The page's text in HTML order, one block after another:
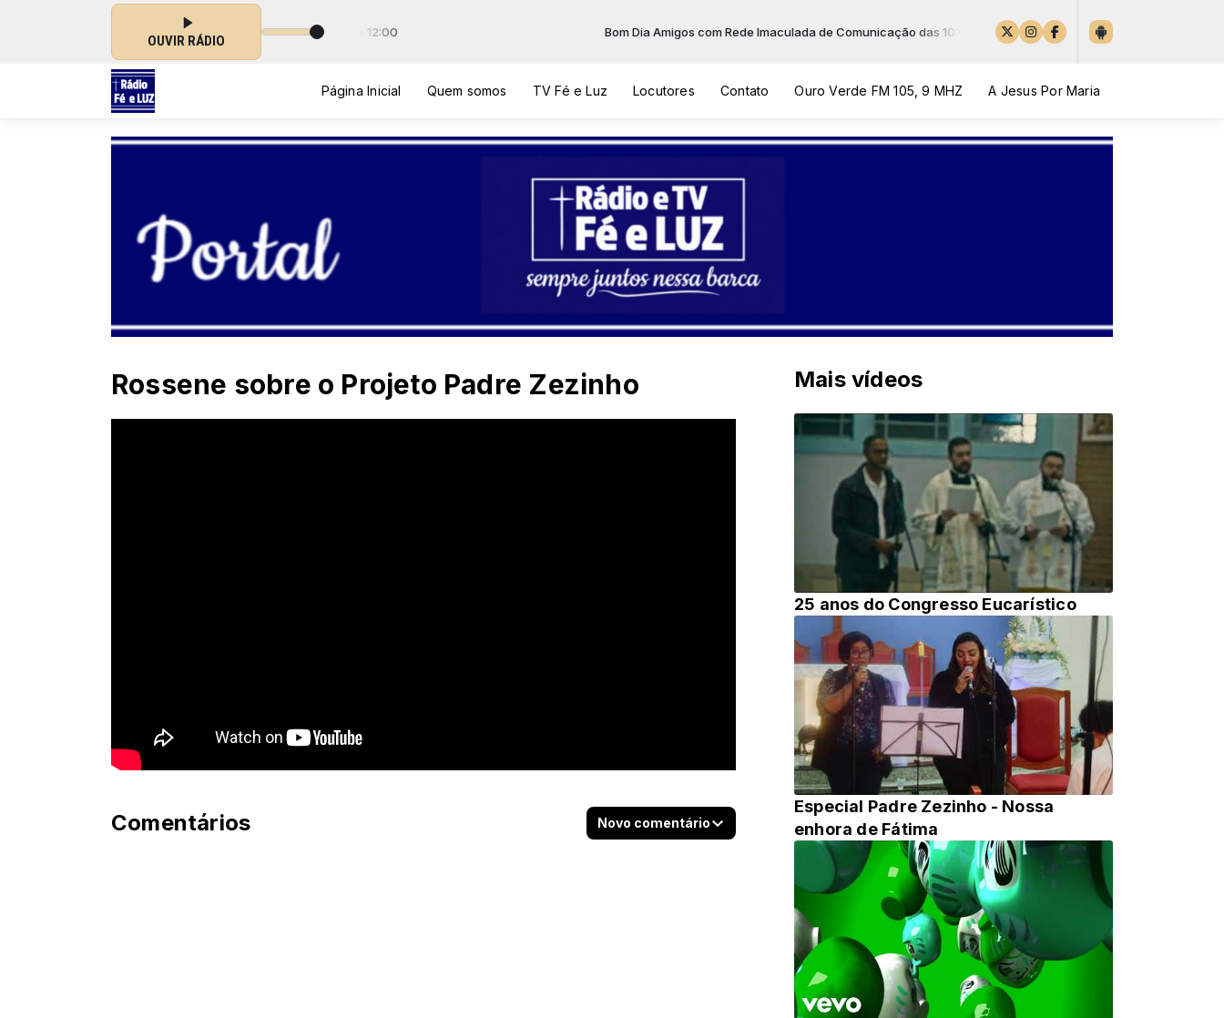
OUVIR RÁDIO
com Rede Imaculada de Comunicação das 10:00 às 12:00 Bom Dia Amigos com Rede Imaculada de Comunicação das 10:00 às 12:00
Página Inicial Quem somos TV Fé e Luz Locutores Contato Ouro Verde FM 105, 9 MHZ A Jesus Por Maria
Rossene sobre o Projeto Padre Zezinho Mais vídeos
25 anos do Congresso Eucarístico
Especial Padre Zezinho - Nossa
enhora de Fátima
Comentários Novo comentário